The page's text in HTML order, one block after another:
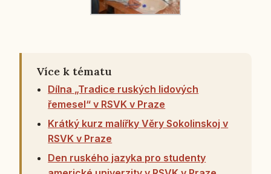
Více k tématu
Dílna „Tradice ruských lidových
řemesel“ v RSVK v Praze
Krátký kurz malířky Věry Sokolinskoj v
RSVK v Praze
Den ruského jazyka pro studenty